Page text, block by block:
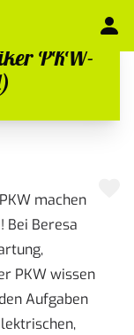
PKW-
machen
Bei Beresa
PKW wissen
Aufgaben